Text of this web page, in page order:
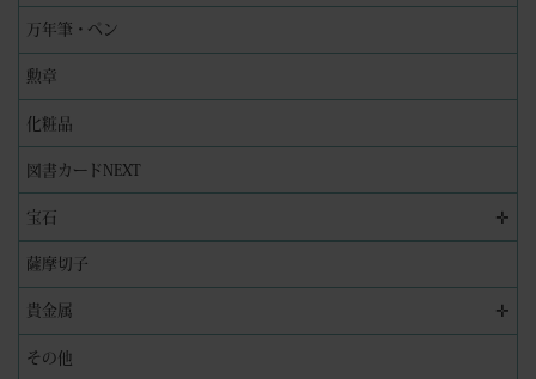
万年筆・ペン
勲章
化粧品
図書カードNEXT
宝石 ✛
薩摩切子
貴金属 ✛
その他